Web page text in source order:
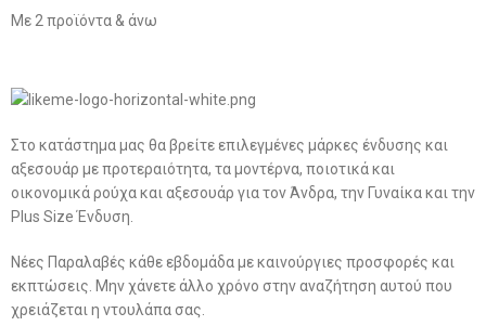
Με 2 προϊόντα & άνω
Στο κατάστημα μας θα βρείτε επιλεγμένες μάρκες ένδυσης και
αξεσουάρ με προτεραιότητα, τα μοντέρνα, ποιοτικά και
οικονομικά ρούχα και αξεσουάρ για τον Άνδρα, την Γυναίκα και την
Plus Size Ένδυση.
Νέες Παραλαβές κάθε εβδομάδα με καινούργιες προσφορές και
εκπτώσεις. Μην χάνετε άλλο χρόνο στην αναζήτηση αυτού που
χρειάζεται η ντουλάπα σας.